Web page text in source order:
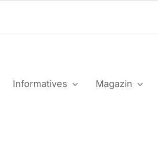
Infor­ma­ti­ves Maga­zin